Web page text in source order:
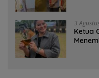
3
Ketua